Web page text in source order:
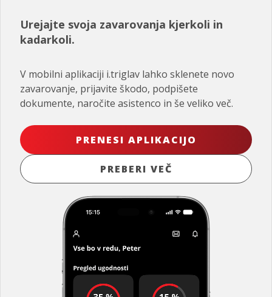
Urejajte svoja zavarovanja kjerkoli in
kadarkoli.
V mobilni aplikaciji i.triglav lahko sklenete novo
zavarovanje, prijavite škodo, podpišete
dokumente, naročite asistenco in še veliko več.
PRENESI APLIKACIJO
PREBERI VEČ